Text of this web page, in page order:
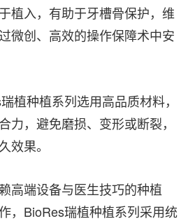
植入，有助于牙槽骨保护，维
微创、高效的操作保障术中安
植种植系列选用高品质材料，
力，避免磨损、变形或断裂，
效果。
高端设备与医生技巧的种植
，BioRes瑞植种植系列采用统